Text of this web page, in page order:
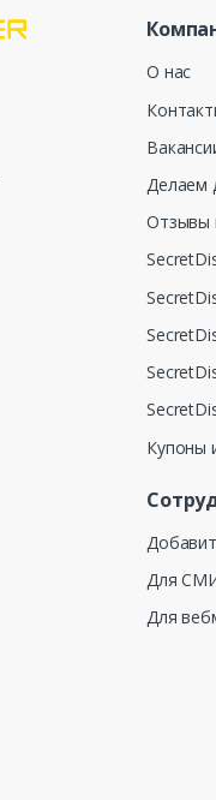
О нас
Делаем
Отзывы
Купоны
Для
Для